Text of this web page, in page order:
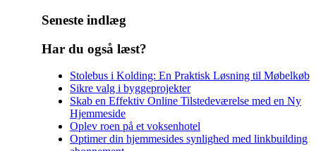
Seneste indlæg
Har du også læst?
Stolebus i Kolding: En Praktisk Løsning til Møbelkøb
Sikre valg i byggeprojekter
Skab en Effektiv Online Tilstedeværelse med en Ny
Hjemmeside
Oplev roen på et voksenhotel
Optimer din hjemmesides synlighed med linkbuilding